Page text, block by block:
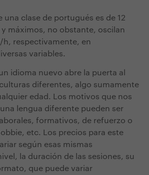
una clase de portugués es de 12
máximos, no obstante, oscilan
h, respectivamente, en
variables.
idioma nuevo abre la puerta al
diferentes, algo sumamente
edad. Los motivos que nos
una lengua diferente pueden ser
formativos, de refuerzo o
etc. Los precios para este
según esas mismas
la duración de las sesiones, su
que puede variar